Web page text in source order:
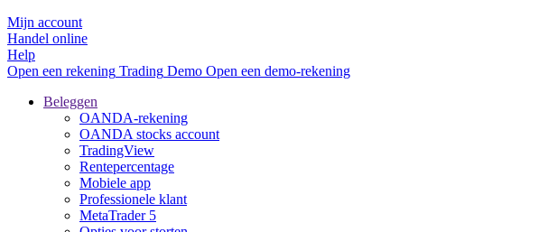
Mijn account
Handel online
Help
Open een rekening Trading Demo Open een demo-rekening
Beleggen
OANDA-rekening
OANDA stocks account
TradingView
Rentepercentage
Mobiele app
Professionele klant
MetaTrader 5